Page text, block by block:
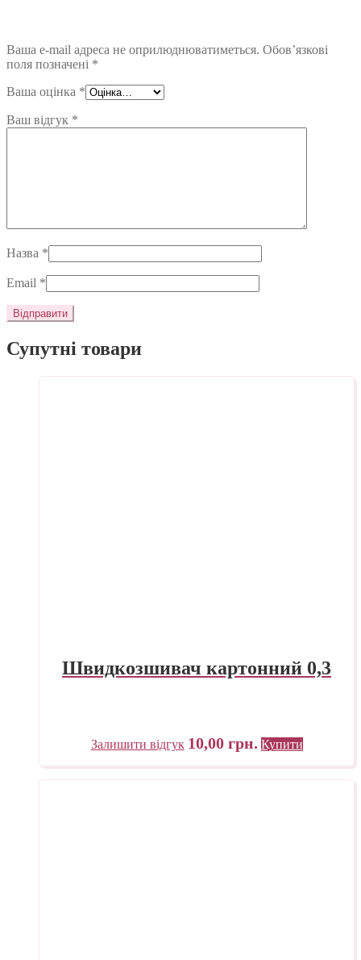
Ваша e-mail адреса не оприлюднюватиметься. Обов’язкові
поля позначені *
Ваша оцінка *
Ваш відгук *
Назва *
Email *
Супутні товари
Швидкозшивач картонний 0,3
Залишити відгук 10,00 грн. Купити